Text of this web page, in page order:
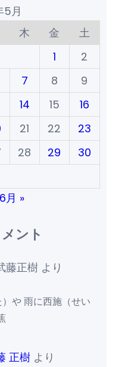
月
木 金
土
1
2
7 8
9
14 15
16
21 22
23
28 29
30
6月 »
ント
藤正樹 より
や 雨に西施（せい
正樹 より